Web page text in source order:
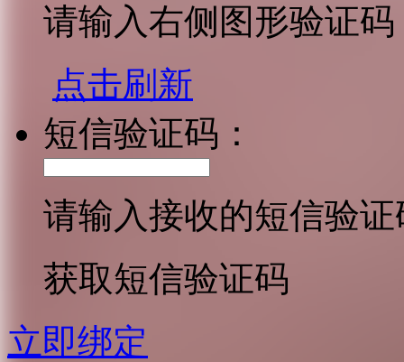
请输入右侧图形验证码
点击刷新
短信验证码：
请输入接收的短信验证
获取短信验证码
立即绑定